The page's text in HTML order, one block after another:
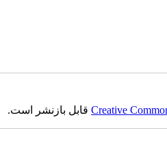
Creativeقابل بازنشر است.